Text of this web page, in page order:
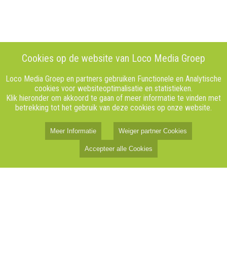
Cookies op de website van Loco Media Groep
Loco Media Groep en partners gebruiken Functionele en Analytische
cookies voor websiteoptimalisatie en statistieken.
Klik hieronder om akkoord te gaan of meer informatie te vinden met
betrekking tot het gebruik van deze cookies op onze website.
Meer Informatie Weiger partner Cookies
Accepteer alle Cookies